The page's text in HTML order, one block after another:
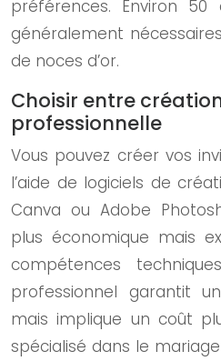
préférences. Environ 50
généralement
de noces d’or.
Choisir entre
professionnelle
Vous pouvez créer vos
l’aide de logiciels de
Canva ou Adobe
plus économique mais
compétences
professionnel garantit
mais implique un coût
spécialisé dans le